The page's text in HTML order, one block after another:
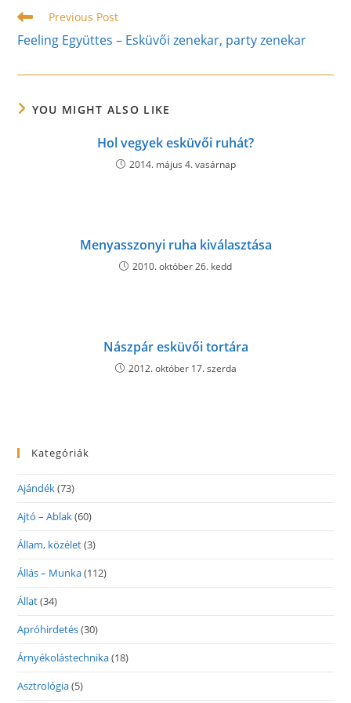
Read
articles
Previous Post
Feeling Együttes – Esküvői zenekar, party zenekar
YOU MIGHT ALSO LIKE
Hol vegyek esküvői ruhát?
2014. május 4. vasárnap
Menyasszonyi ruha kiválasztása
2010. október 26. kedd
Nászpár esküvői tortára
2012. október 17. szerda
Kategóriák
Ajándék(73)
Ajtó – Ablak(60)
Állam, közélet(3)
Állás – Munka(112)
Állat(34)
Apróhirdetés(30)
Árnyékolástechnika(18)
Asztrológia(5)